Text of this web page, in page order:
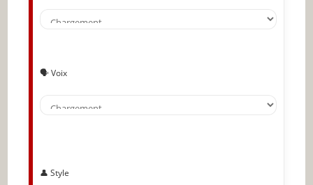
🗣️ Voix
👤 Style